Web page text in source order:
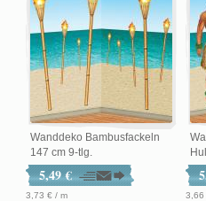
Wanddeko Bambusfackeln
147 cm 9-tlg.
5,49 €
3,73 € / m 3,66